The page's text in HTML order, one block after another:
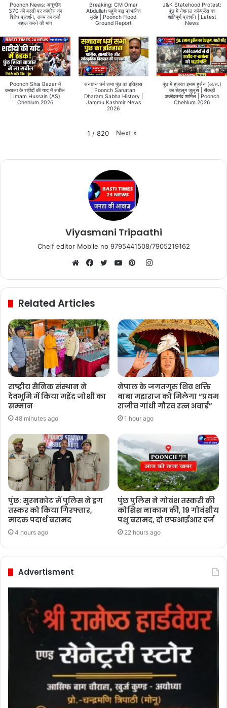
Poonch News: अनुच्छेद
370 की बरसी पर कांग्रेस का
विरोध प्रदर्शन, राज्य का दर्जा
बहाल करने की मांग
Breaking: CM Omar
Abdullah पहुंचे बाढ़ प्रभावित
मुर्राह | Poonch Flood
Ground Report
J&K Statehood Protest:
पुंछ में नेशनल कॉन्फ्रेंस का
शांतिपूर्ण प्रदर्शन | Latest
News
Poonch Shia Bazar में
करबला के शहीदों की याद में सबील
| Imam Hussain (AS)
Chehlum 2026
सनातन धर्म सभा पुंछ का इतिहास
| Poonch Sanatan
Dharam Sabha History |
Jammu Kashmir News
2026
पुंछ में हज़रत इमाम हुसैन (अ.स.)
का चेहलुम जुलूस | सैकड़ों
अकीदतमंद शामिल | Poonch
Chehlum 2026
1 / 820 Next »
Viyasmani Tripaathi
Cheif editor Mobile no 9795441508/7905219162
Instagram
Related Articles
राष्ट्रीय सैनिक संस्थान ने
देवभूमि में किया महेंद्र जोशी का
सम्मान
48 minutes ago
नेपाल के जगतगुरु शिव शक्ति
बाबा महाराज को मिलेगा “प्रथम
राजीव गांधी गौरव रत्न अवार्ड”
1 hour ago
पुंछ: सुरनकोट में पुलिस ने ड्रग
तस्कर को किया गिरफ्तार,
मादक पदार्थ बरामद
4 hours ago
पुंछ पुलिस ने गोवंश तस्करी की
कोशिश नाकाम की, 19 गोवंशीय
पशु बरामद, दो एफआईआर दर्ज
22 hours ago
Advertisment